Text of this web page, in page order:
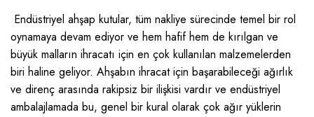
Endüstriyel ahşap kutular, tüm nakliye sürecinde temel bir rol
oynamaya devam ediyor ve hem hafif hem de kırılgan ve
büyük malların ihracatı için en çok kullanılan malzemelerden
biri haline geliyor. Ahşabın ihracat için başarabileceği ağırlık
ve direnç arasında rakipsiz bir ilişkisi vardır ve endüstriyel
ambalajlamada bu, genel bir kural olarak çok ağır yüklerin